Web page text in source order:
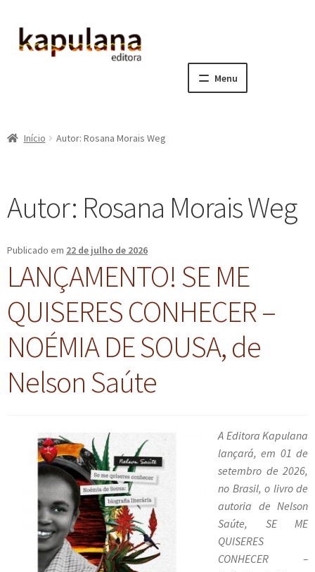
Pular
para
Pular
para
Menu
a
n
m
e
n
d
x
p
d
i
r
m
n
s
e
n
t
E
a
d
i
m
d
e
s
c
e
n
d
e
x
i
n
u
d
e
s
c
e
n
Fale conosco
n
m
e
n
u
d
e
s
c
Meu cadastro
Início Autor: Rosana Morais Weg
Autor: Rosana Morais Weg
Publicado em 22 de julho de 2026
LANÇAMENTO! SE ME
QUISERES CONHECER –
NOÉMIA DE SOUSA, de
Nelson Saúte
A Editora Kapulana
lançará, em 01 de
setembro de 2026,
no Brasil, o livro de
autoria de Nelson
Saúte, SE ME
QUISERES
CONHECER –